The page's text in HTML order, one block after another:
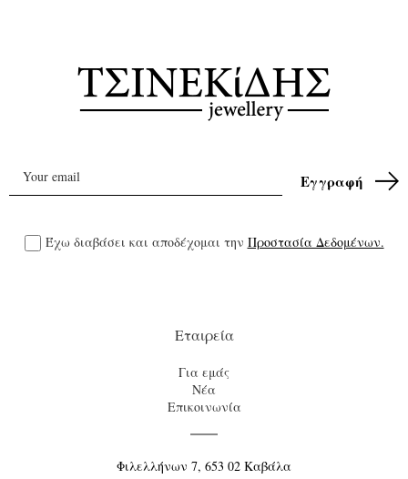
Έχω διαβάσει και αποδέχομαι την Προστασία Δεδομένων.
Εταιρεία
Για εμάς
Νέα
Επικοινωνία
Φιλελλήνων 7, 653 02 Καβάλα